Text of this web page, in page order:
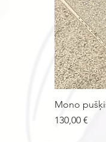
Mono
Cena
130,00 €